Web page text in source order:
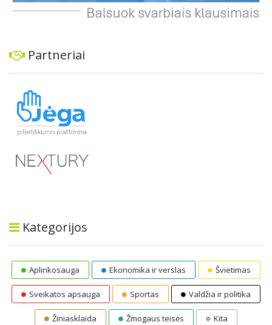
Partneriai
Kategorijos
Aplinkosauga Ekonomika ir verslas Švietimas
Sveikatos apsauga Sportas Valdžia ir politika
Žiniasklaida Žmogaus teisės Kita